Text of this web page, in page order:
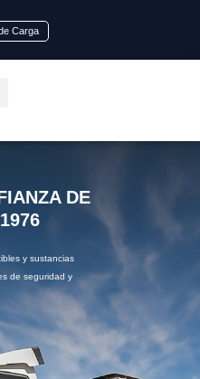
Carga
DE
y sustancias
de seguridad y